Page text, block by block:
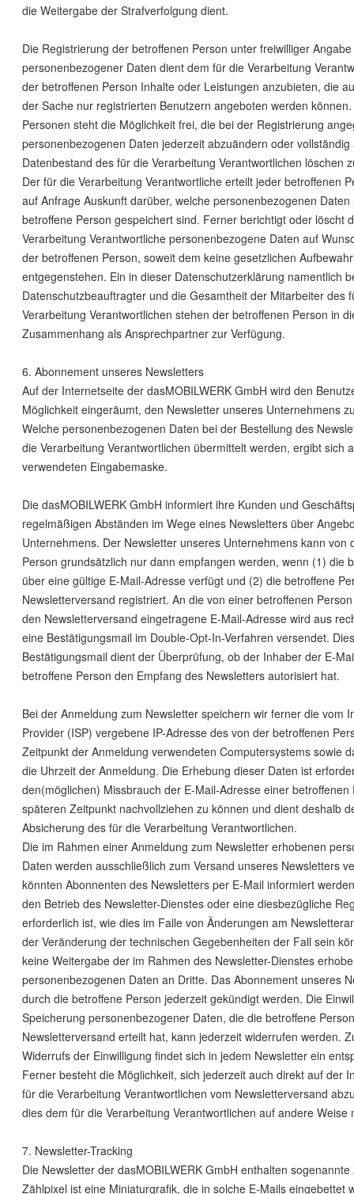
die Weitergabe der Strafverfolgung dient.
Die Registrierung der betroffenen Person unter freiwilliger Angabe
personenbezogener Daten dient dem für die Verarbeitung
der betroffenen Person Inhalte oder Leistungen anzubieten, die
der Sache nur registrierten Benutzern angeboten werden
Personen steht die Möglichkeit frei, die bei der Registrierung
personenbezogenen Daten jederzeit abzuändern oder vollständig
Datenbestand des für die Verarbeitung Verantwortlichen löschen
Der für die Verarbeitung Verantwortliche erteilt jeder betroffenen
auf Anfrage Auskunft darüber, welche personenbezogenen Daten
betroffene Person gespeichert sind. Ferner berichtigt oder löscht
Verarbeitung Verantwortliche personenbezogene Daten auf
der betroffenen Person, soweit dem keine gesetzlichen
entgegenstehen. Ein in dieser Datenschutzerklärung namentlich
Datenschutzbeauftragter und die Gesamtheit der Mitarbeiter des
Verarbeitung Verantwortlichen stehen der betroffenen Person in
Zusammenhang als Ansprechpartner zur Verfügung.
6. Abonnement unseres Newsletters
Auf der Internetseite der dasMOBILWERK GmbH wird den
Möglichkeit eingeräumt, den Newsletter unseres Unternehmens
Welche personenbezogenen Daten bei der Bestellung des
die Verarbeitung Verantwortlichen übermittelt werden, ergibt sich
verwendeten Eingabemaske.
Die dasMOBILWERK GmbH informiert ihre Kunden und
regelmäßigen Abständen im Wege eines Newsletters über
Unternehmens. Der Newsletter unseres Unternehmens kann von
Person grundsätzlich nur dann empfangen werden, wenn (1) die
über eine gültige E-Mail-Adresse verfügt und (2) die betroffene
Newsletterversand registriert. An die von einer betroffenen
den Newsletterversand eingetragene E-Mail-Adresse wird aus
eine Bestätigungsmail im Double-Opt-In-Verfahren versendet.
Bestätigungsmail dient der Überprüfung, ob der Inhaber der E-
betroffene Person den Empfang des Newsletters autorisiert hat.
Bei der Anmeldung zum Newsletter speichern wir ferner die vom
Provider (ISP) vergebene IP-Adresse des von der betroffenen
Zeitpunkt der Anmeldung verwendeten Computersystems sowie
die Uhrzeit der Anmeldung. Die Erhebung dieser Daten ist
den(möglichen) Missbrauch der E-Mail-Adresse einer betroffenen
späteren Zeitpunkt nachvollziehen zu können und dient deshalb
Absicherung des für die Verarbeitung Verantwortlichen.
Die im Rahmen einer Anmeldung zum Newsletter erhobenen
Daten werden ausschließlich zum Versand unseres Newsletters
könnten Abonnenten des Newsletters per E-Mail informiert
den Betrieb des Newsletter-Dienstes oder eine diesbezügliche
erforderlich ist, wie dies im Falle von Änderungen am
der Veränderung der technischen Gegebenheiten der Fall sein
keine Weitergabe der im Rahmen des Newsletter-Dienstes
personenbezogenen Daten an Dritte. Das Abonnement unseres
durch die betroffene Person jederzeit gekündigt werden. Die
Speicherung personenbezogener Daten, die die betroffene
Newsletterversand erteilt hat, kann jederzeit widerrufen werden.
Widerrufs der Einwilligung findet sich in jedem Newsletter ein
Ferner besteht die Möglichkeit, sich jederzeit auch direkt auf der
für die Verarbeitung Verantwortlichen vom Newsletterversand
dies dem für die Verarbeitung Verantwortlichen auf andere Weise
7. Newsletter-Tracking
Die Newsletter der dasMOBILWERK GmbH enthalten
Zählpixel ist eine Miniaturgrafik, die in solche E-Mails eingebettet